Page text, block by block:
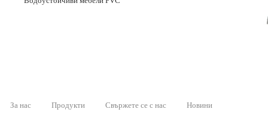
За нас Продукти Свържете се с нас Новини